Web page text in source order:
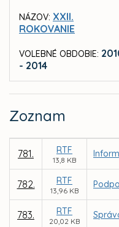
NÁZOV: XXII.
ROKOVANIE
VOLEBNÉ OBDOBIE:
- 2014
Zoznam
781. RTF
13,8 KB
782. RTF
13,96 KB
783. RTF
20,02 KB